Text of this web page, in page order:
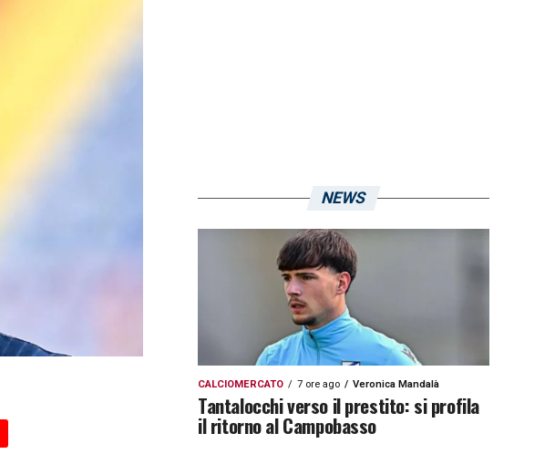
NEWS
CALCIOMERCATO 7 ore ago Veronica Mandalà
Tantalocchi verso il prestito: si profila
il ritorno al Campobasso